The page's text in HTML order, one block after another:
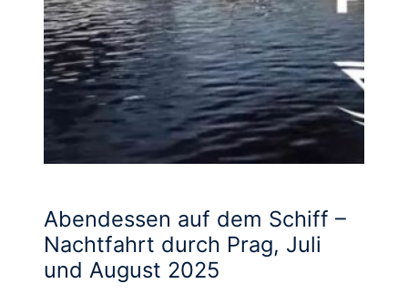
Abendessen auf dem Schiff –
Nachtfahrt durch Prag, Juli
und August 2025